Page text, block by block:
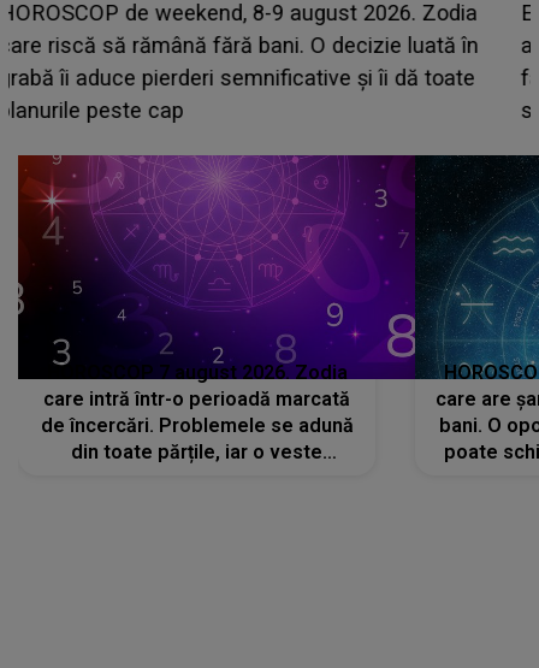
Emanuel a ținut ACEST DETALIU ASCUNS până
acum! În fața Alexandrei, concurentul din Casa Iubirii
face o MĂRTURISIRE NEAȘTEPTATĂ despre mama
sa: "I-am spus și ei în față, eu nu te iubesc pentru
HOROSCOP 7 august 2026. Zodia
care intră într-o perioadă marcată
de încercări. Problemele se adună
din toate părțile, iar o veste
care are
bani. O
poate